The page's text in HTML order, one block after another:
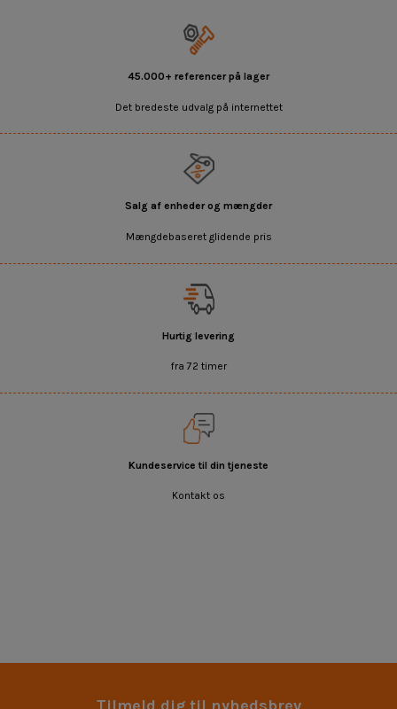
45.000+ referencer på lager
Det bredeste udvalg på internettet
Salg af enheder og mængder
Mængdebaseret glidende pris
Hurtig levering
fra 72 timer
Kundeservice til din tjeneste
Kontakt os